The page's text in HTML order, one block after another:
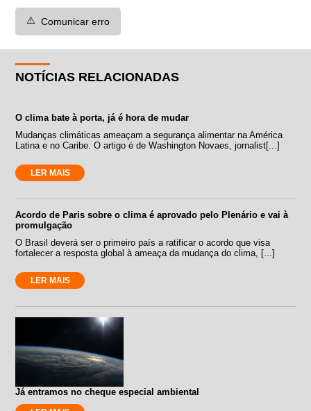
⚠️ Comunicar erro
NOTÍCIAS RELACIONADAS
O clima bate à porta, já é hora de mudar
Mudanças climáticas ameaçam a segurança alimentar na América
Latina e no Caribe. O artigo é de Washington Novaes, jornalist[...]
LER MAIS
Acordo de Paris sobre o clima é aprovado pelo Plenário e vai à
promulgação
O Brasil deverá ser o primeiro país a ratificar o acordo que visa
fortalecer a resposta global à ameaça da mudança do clima, [...]
LER MAIS
Já entramos no cheque especial ambiental